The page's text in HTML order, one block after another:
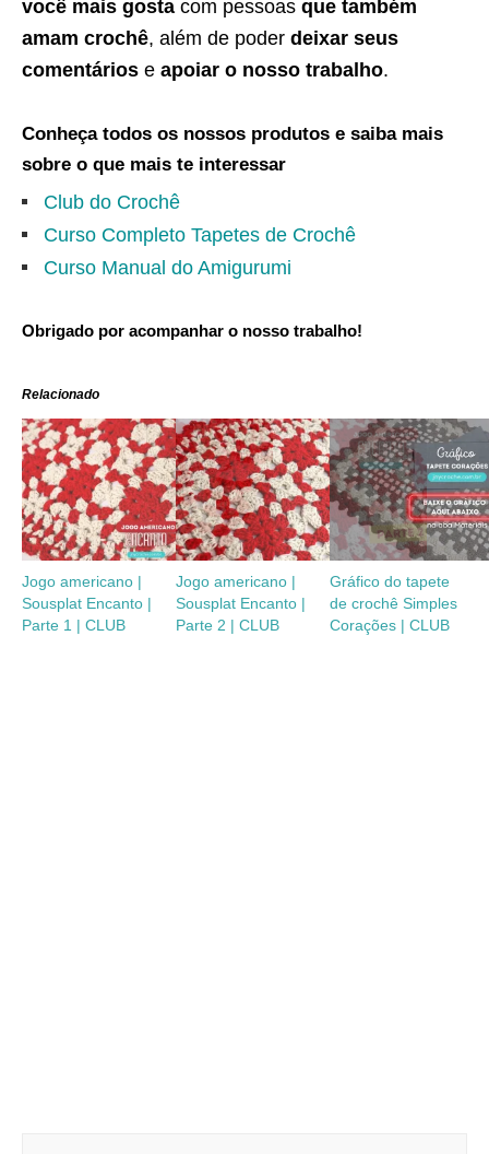
você mais gosta com pessoas que também
amam crochê, além de poder deixar seus
comentários e apoiar o nosso trabalho.
Conheça todos os nossos produtos e saiba mais
sobre o que mais te interessar
Club do Crochê
Curso Completo Tapetes de Crochê
Curso Manual do Amigurumi
Obrigado por acompanhar o nosso trabalho!
Relacionado
Jogo americano |
Sousplat Encanto |
Parte 1 | CLUB
Jogo americano |
Sousplat Encanto |
Parte 2 | CLUB
Gráfico do tapete
de crochê Simples
Corações | CLUB